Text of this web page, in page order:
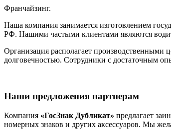
Франчайзинг.
Наша компания занимается изготовлением
РФ. Нашими частыми клиентами являются
Организация располагает
долговечностью. Сотрудники с достаточным
Наши предложения партнерам
Компания «ГосЗнак Дубликат» предлагает
номерных знаков и других аксессуаров. Мы